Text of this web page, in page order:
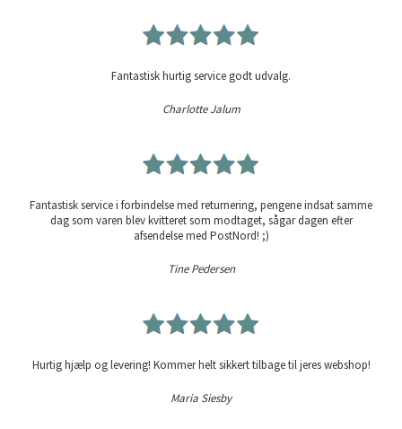
Fantastisk hurtig service godt udvalg.
Charlotte Jalum
Fantastisk service i forbindelse med returnering, pengene indsat samme
dag som varen blev kvitteret som modtaget, sågar dagen efter
afsendelse med PostNord! ;)
Tine Pedersen
Hurtig hjælp og levering! Kommer helt sikkert tilbage til jeres webshop!
Maria Siesby